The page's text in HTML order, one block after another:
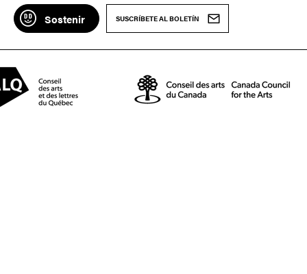
Sostenir SUSCRÍBETE AL BOLETÍN